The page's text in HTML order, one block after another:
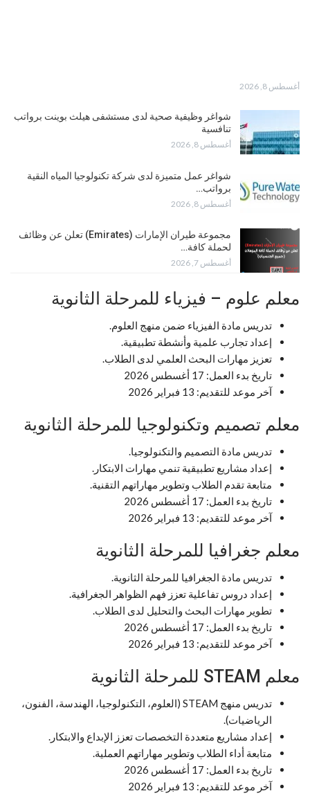
أغسطس 8, 2026
شواغر وظيفية صحية لدى مستشفى هيلث بوينت برواتب
تنافسية
أغسطس 8, 2026
شواغر عمل متميزة لدى شركة تكنولوجيا المياه النقية
برواتب…
أغسطس 8, 2026
مجموعة طيران الإمارات (Emirates) تعلن عن وظائف
لحملة كافة…
أغسطس 7, 2026
معلم علوم – فيزياء للمرحلة الثانوية
تدريس مادة الفيزياء ضمن منهج العلوم.
إعداد تجارب علمية وأنشطة تطبيقية.
تعزيز مهارات البحث العلمي لدى الطلاب.
تاريخ بدء العمل: 17 أغسطس 2026
آخر موعد للتقديم: 13 فبراير 2026
معلم تصميم وتكنولوجيا للمرحلة الثانوية
تدريس مادة التصميم والتكنولوجيا.
إعداد مشاريع تطبيقية تنمي مهارات الابتكار.
متابعة تقدم الطلاب وتطوير مهاراتهم التقنية.
تاريخ بدء العمل: 17 أغسطس 2026
آخر موعد للتقديم: 13 فبراير 2026
معلم جغرافيا للمرحلة الثانوية
تدريس مادة الجغرافيا للمرحلة الثانوية.
إعداد دروس تفاعلية تعزز فهم الظواهر الجغرافية.
تطوير مهارات البحث والتحليل لدى الطلاب.
تاريخ بدء العمل: 17 أغسطس 2026
آخر موعد للتقديم: 13 فبراير 2026
معلم STEAM للمرحلة الثانوية
تدريس منهج STEAM (العلوم، التكنولوجيا، الهندسة، الفنون،
الرياضيات).
إعداد مشاريع متعددة التخصصات تعزز الإبداع والابتكار.
متابعة أداء الطلاب وتطوير مهاراتهم العملية.
تاريخ بدء العمل: 17 أغسطس 2026
آخر موعد للتقديم: 13 فبراير 2026